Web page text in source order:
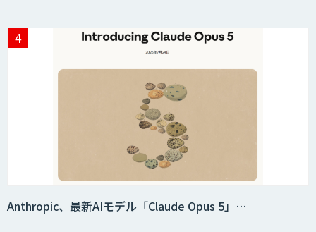
Anthropic、最新AIモデル「Claude Opus 5」…